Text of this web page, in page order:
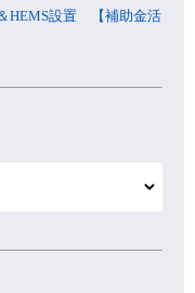
HEMS設置 【補助金活